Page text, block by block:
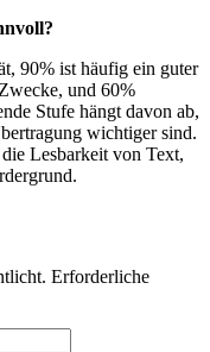
90% ist häufig ein guter
und 60%
Stufe hängt davon ab,
wichtiger sind.
Lesbarkeit von Text,
Erforderliche